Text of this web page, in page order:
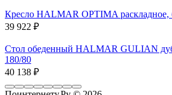
Кресло HALMAR OPTIMA
39 922 ₽
Стол обеденный HALMAR GULIAN
180/80
40 138 ₽